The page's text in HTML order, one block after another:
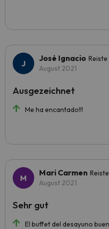
José Ignacio
August 2021
Me ha encantado!!!
Ausgezeichnet
Mari Carmen
August 2021
El buffet del desayuno
Sehr gut